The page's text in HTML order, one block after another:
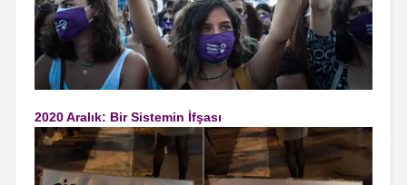
2020 Aralık: Bir Sistemin İfşası